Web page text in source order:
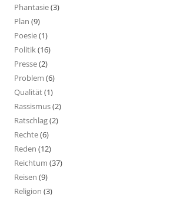
Phantasie(3)
Plan (9)
Poesie(1)
Politik(16)
Presse(2)
Problem (6)
Qualität(1)
Rassismus(2)
Ratschlag(2)
Rechte(6)
Reden (12)
Reichtum (37)
Reisen (9)
Religion (3)